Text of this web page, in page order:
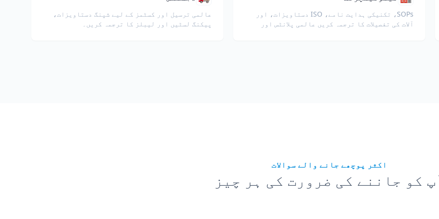
SOPs، تکنیکی ہدایت نامے، ISO دستاویزات، اور
آلات کی تفصیلات کا ترجمہ کریں عالمی پلانٹس اور
عالمی ترسیل اور کسٹمز کے لیے شپنگ دستاویزات،
پیکنگ لسٹیں اور لیبلز کا ترجمہ کریں۔
اکثر پوچھے جانے والے سوالات
کو جاننے کی ضرورت کی ہر چیز